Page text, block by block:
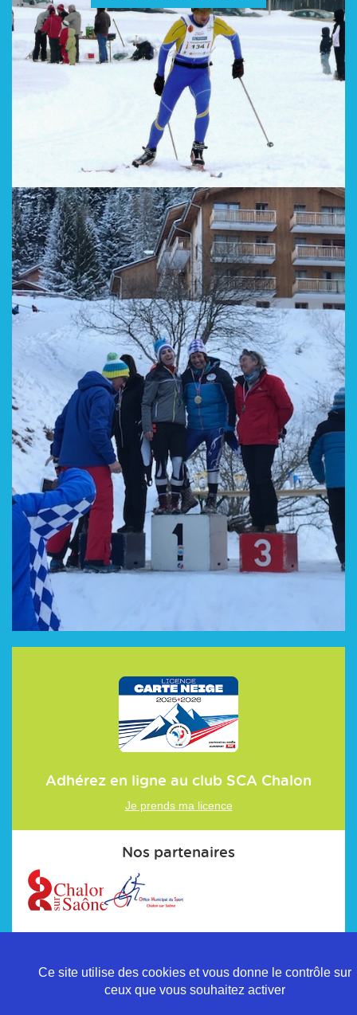
Adhérez en ligne au club SCA Chalon
Je prends ma licence
Nos partenaires
Ce site utilise des cookies et vous donne le contrôle sur
ceux que vous souhaitez activer